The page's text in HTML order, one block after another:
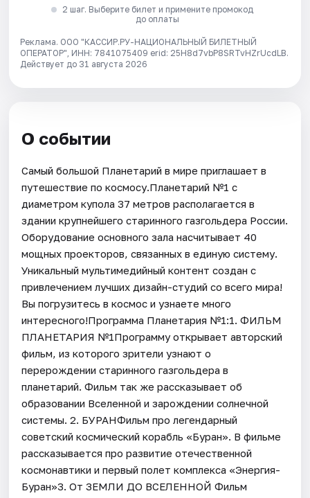
2 шаг. Выберите билет и примените промокод
до оплаты
Реклама. ООО "КАССИР.РУ-НАЦИОНАЛЬНЫЙ БИЛЕТНЫЙ
ОПЕРАТОР", ИНН: 7841075409 erid: 25H8d7vbP8SRTvHZrUcdLB.
Действует до 31 августа 2026
О событии
Самый большой Планетарий в мире приглашает в
путешествие по космосу.Планетарий №1 с
диаметром купола 37 метров располагается в
здании крупнейшего старинного газгольдера России.
Оборудование основного зала насчитывает 40
мощных проекторов, связанных в единую систему.
Уникальный мультимедийный контент создан с
привлечением лучших дизайн-студий со всего мира!
Вы погрузитесь в космос и узнаете много
интересного!Программа Планетария №1:1. ФИЛЬМ
ПЛАНЕТАРИЯ №1Программу открывает авторский
фильм, из которого зрители узнают о
перерождении старинного газгольдера в
планетарий. Фильм так же рассказывает об
образовании Вселенной и зарождении солнечной
системы. 2. БУРАНФильм про легендарный
советский космический корабль «Буран». В фильме
рассказывается про развитие отечественной
космонавтики и первый полет комплекса «Энергия-
Буран»3. От ЗЕМЛИ ДО ВСЕЛЕННОЙ Фильм